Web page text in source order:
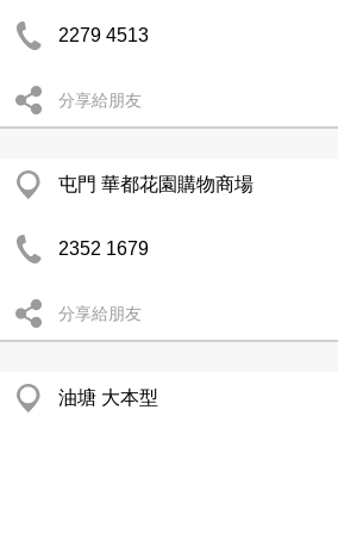
2279 4513
分享給朋友
屯門 華都花園購物商場
2352 1679
分享給朋友
油塘 大本型